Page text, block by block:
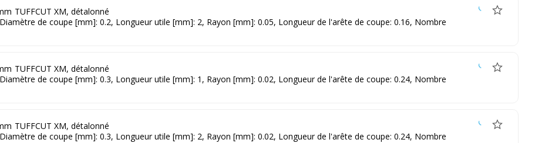
TUFFCUT XM, détalonné
de coupe [mm]: 0.2, Longueur utile [mm]: 2, Rayon [mm]: 0.05, Longueur de l'arête de coupe: 0.16, Nombre
TUFFCUT XM, détalonné
de coupe [mm]: 0.3, Longueur utile [mm]: 1, Rayon [mm]: 0.02, Longueur de l'arête de coupe: 0.24, Nombre
TUFFCUT XM, détalonné
de coupe [mm]: 0.3, Longueur utile [mm]: 2, Rayon [mm]: 0.02, Longueur de l'arête de coupe: 0.24, Nombre